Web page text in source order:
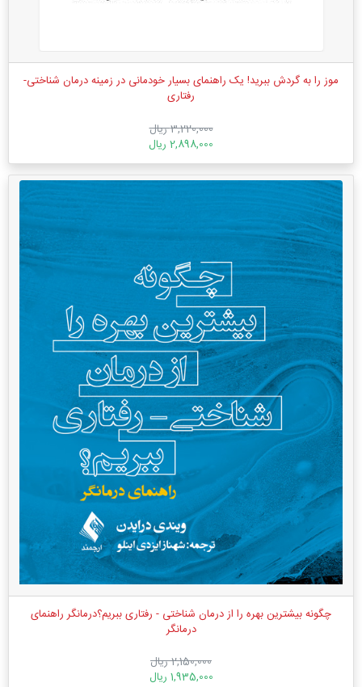
موز را به گردش ببرید! یک راهنمای بسیار خودمانی در زمینه درمان شناختی-
رفتاری
3,220,000 ریال
2,898,000 ریال
چگونه بیشترین بهره را از درمان شناختی - رفتاری ببریم؟درمانگر راهنمای
درمانگر
2,150,000 ریال
1,935,000 ریال